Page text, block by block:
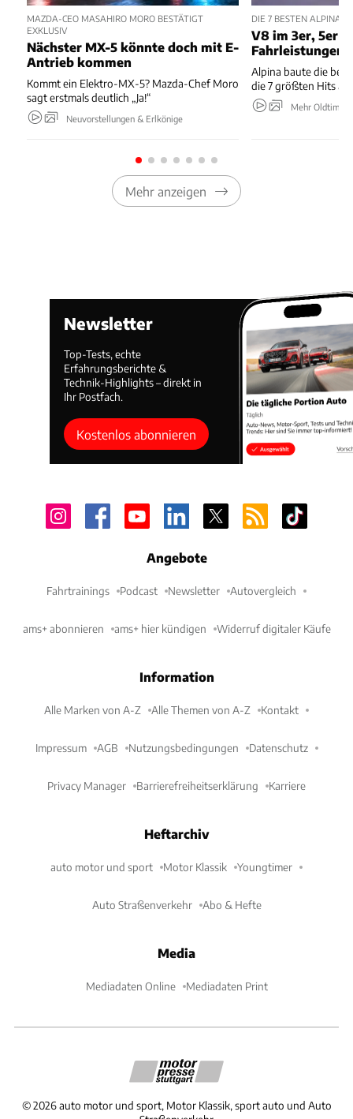
MAZDA-CEO MASAHIRO MORO BESTÄTIGT
EXKLUSIV
Nächster MX-5 könnte doch mit E-
Antrieb kommen
Kommt ein Elektro-MX-5? Mazda-Chef Moro
sagt erstmals deutlich „Ja!“
Neuvorstellungen & Erlkönige
DIE 7 BESTEN ALPINA
V8 im 3er, 5er
Fahrleistungen
Alpina baute die
die 7 größten Hits
Mehr Oldtimer
Mehr anzeigen
Newsletter
Top-Tests, echte
Erfahrungsberichte &
Technik-Highlights – direkt in
Ihr Postfach.
Kostenlos abonnieren
Angebote
Fahrtrainings Podcast Newsletter Autovergleich
ams+ abonnieren ams+ hier kündigen Widerruf digitaler Käufe
Information
Alle Marken von A-Z Alle Themen von A-Z Kontakt
Impressum AGB Nutzungsbedingungen Datenschutz
Privacy Manager Barrierefreiheitserklärung Karriere
Heftarchiv
auto motor und sport Motor Klassik Youngtimer
Auto Straßenverkehr Abo & Hefte
Media
Mediadaten Online Mediadaten Print
©2026 auto motor und sport, Motor Klassik, sport auto und Auto